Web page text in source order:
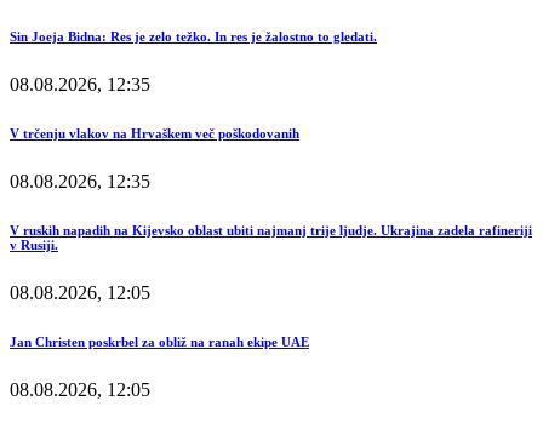
Sin Joeja Bidna: Res je zelo težko. In res je žalostno to gledati.
08.08.2026, 12:35
V trčenju vlakov na Hrvaškem več poškodovanih
08.08.2026, 12:35
V ruskih napadih na Kijevsko oblast ubiti najmanj trije ljudje. Ukrajina zadela rafineriji
v Rusiji.
08.08.2026, 12:05
Jan Christen poskrbel za obliž na ranah ekipe UAE
08.08.2026, 12:05